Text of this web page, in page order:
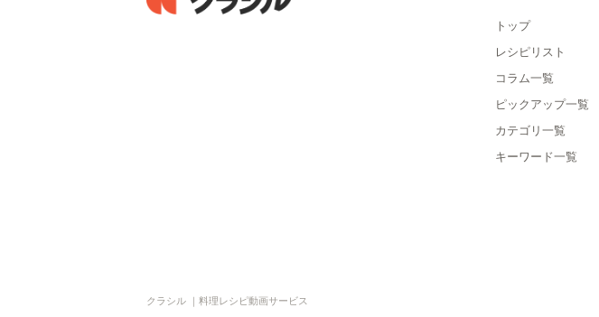
トップ
レシピリスト
コラム一覧
ピックアップ一覧
カテゴリ一覧
キーワード一覧
クラシル ｜料理レシピ動画サービス